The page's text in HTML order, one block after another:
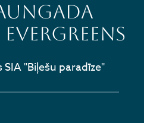
"Biļešu paradīze"